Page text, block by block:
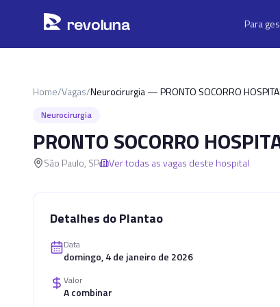
revoluna Para
Home/Vagas/Neurocirurgia — PRONTO SOCORRO
Neurocirurgia
PRONTO SOCORRO
São Paulo, SP Ver todas as vagas deste hospital
Detalhes do Plantao
Data
domingo, 4 de janeiro de 2026
Valor
A combinar